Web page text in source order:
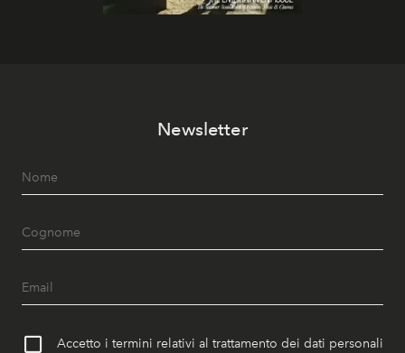
Newsletter
Accetto i termini relativi al trattamento dei dati personali